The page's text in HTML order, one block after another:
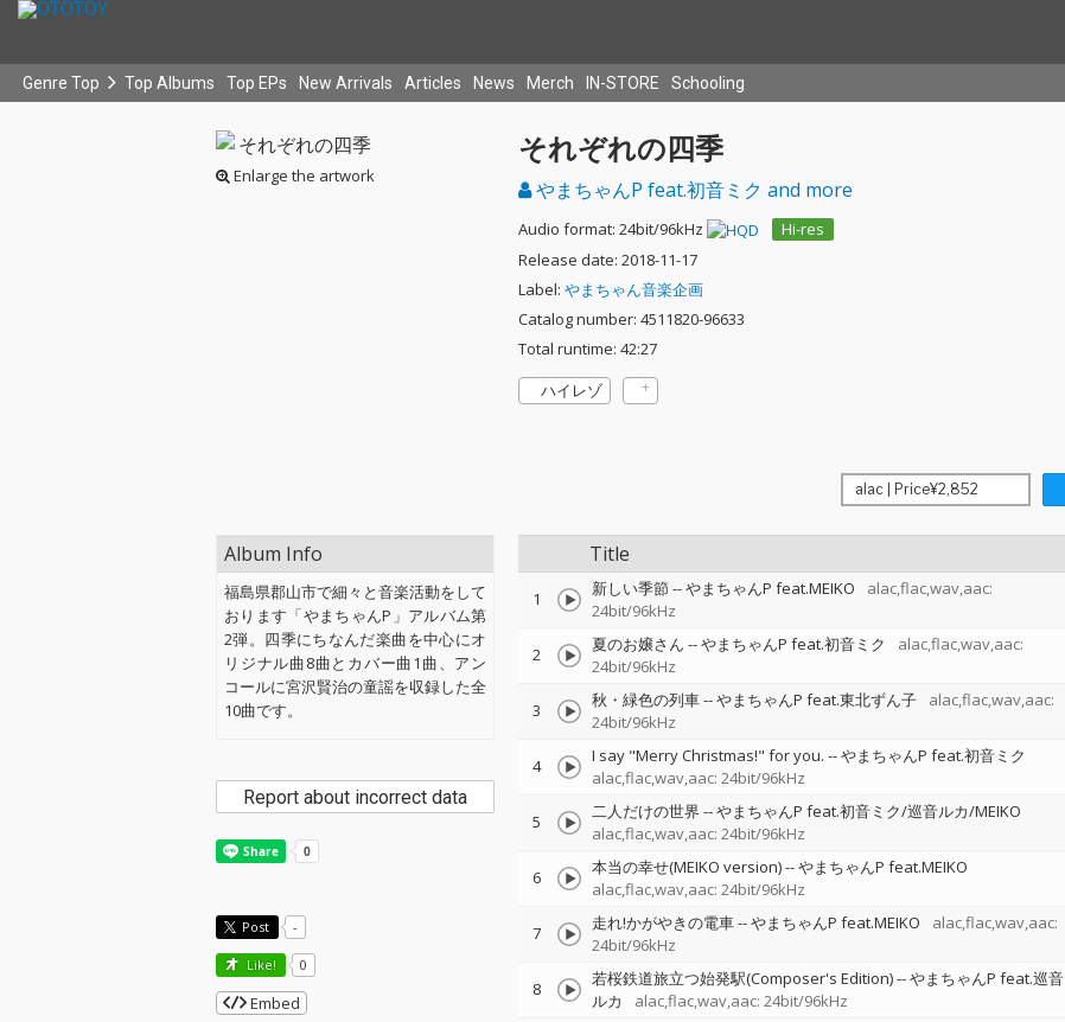
Genre Top Top Albums Top EPs New Arrivals Articles News Merch IN-STORE Schooling
Enlarge the artwork
それぞれの四季
やまちゃんP feat.初音ミク and more
Audio format: 24bit/96kHz
Hi-res
Release date: 2018-11-17
Label: やまちゃん音楽企画
Catalog number: 4511820-96633
Total runtime: 42:27
ハイレゾ
Title
1 新しい季節 --やまちゃんP feat.MEIKO
alac,flac,wav,aac:
24bit/96kHz
2 夏のお嬢さん --やまちゃんP feat.初音ミク
alac,flac,wav,aac:
24bit/96kHz
3 秋・緑色の列車--やまちゃんP feat.東北ずん子
alac,flac,wav,aac:
24bit/96kHz
4 I say "Merry Christmas!" for you. --やまちゃんP feat.初音ミク
alac,flac,wav,aac: 24bit/96kHz
5 二人だけの世界 --やまちゃんP feat.初音ミク/巡音ルカ/MEIKO
alac,flac,wav,aac: 24bit/96kHz
6 本当の幸せ(MEIKO version)--やまちゃんP feat.MEIKO
alac,flac,wav,aac: 24bit/96kHz
7 走れ!かがやきの電車--やまちゃんP feat.MEIKO
alac,flac,wav,aac:
24bit/96kHz
8 若桜鉄道旅立つ始発駅(Composer's Edition)--やまちゃんP feat.巡音
ルカ
alac,flac,wav,aac: 24bit/96kHz
Album Info
福島県郡山市で細々と音楽活動をして
おります「やまちゃんP」アルバム第
2弾。四季にちなんだ楽曲を中心にオ
リジナル曲8曲とカバー曲1曲、アン
コールに宮沢賢治の童謡を収録した全
10曲です。
Report about incorrect data
Post -
Like! 0
Embed